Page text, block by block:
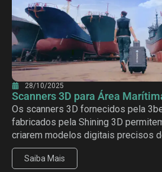
28/10/2025
Scanners 3D para Área
Os scanners 3D fornecidos pela
fabricados pela Shining 3D
criarem modelos digitais precisos
Saiba Mais